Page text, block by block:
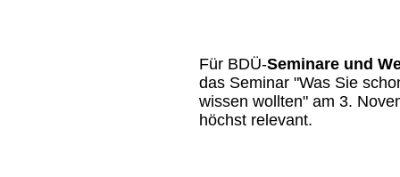
Für BDÜ-Seminare und
das Seminar "Was Sie
wissen wollten" am 3.
höchst relevant.